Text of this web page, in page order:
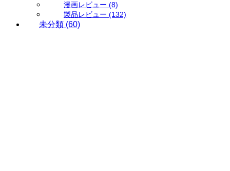
漫画レビュー (8)
製品レビュー (132)
未分類 (60)